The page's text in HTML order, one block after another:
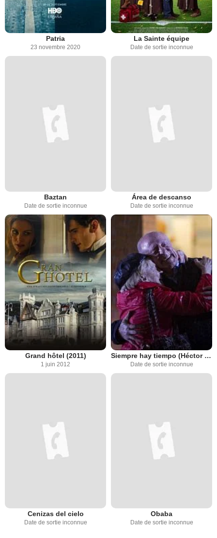
Patria
23 novembre 2020
La Sainte équipe
Date de sortie inconnue
Baztan
Date de sortie inconnue
Área de descanso
Date de sortie inconnue
Grand hôtel (2011)
1 juin 2012
Siempre hay tiempo (Héctor y Bruno)
Date de sortie inconnue
Cenizas del cielo
Date de sortie inconnue
Obaba
Date de sortie inconnue